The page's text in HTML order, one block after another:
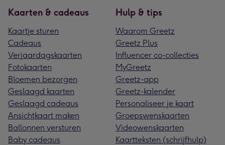
Kaarten & cadeaus
Kaartje sturen
Cadeaus
Verjaardagskaarten
Fotokaarten
Bloemen bezorgen
Geslaagd kaarten
Geslaagd cadeaus
Ansichtkaart maken
Ballonnen versturen
Baby cadeaus
Hulp & tips
Waarom Greetz
Greetz Plus
Influencer co-collecties
MyGreetz
Greetz-app
Greetz-kalender
Personaliseer je kaart
Groepswenskaarten
Videowenskaarten
Kaartteksten (schrijfhulp)